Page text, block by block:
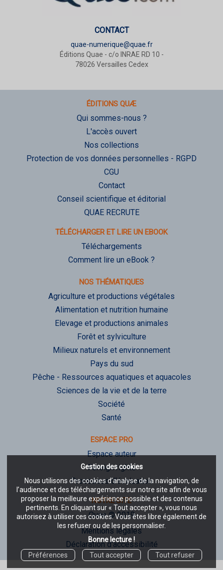
Gestion des cookies
Nous utilisons des cookies d’analyse de la navigation, de
l’audience et des téléchargements sur notre site afin de vous
proposer la meilleure expérience possible et des contenus
pertinents. En cliquant sur « Tout accepter », vous nous
autorisez à utiliser ces cookies. Vous êtes libre également de
les refuser ou de les personnaliser.
Bonne lecture !
Préférences
Tout accepter Tout refuser
CONTACT
quae-numerique@quae.fr
Éditions Quae - c/o INRAE RD 10 -
78026 Versailles Cedex
ÉDITIONS QUÆ
Qui sommes-nous ?
L'accès ouvert
Nos collections
Protection de vos données personnelles - RGPD
CGU
Contact
Conseil scientifique et éditorial
QUAE RECRUTE
TÉLÉCHARGER ET LIRE UN EBOOK
Téléchargements
Comment lire un eBook ?
NOS THÉMATIQUES
Agriculture et productions végétales
Alimentation et nutrition humaine
Elevage et productions animales
Forêt et sylviculture
Milieux naturels et environnement
Pays du sud
Pêche - Ressources aquatiques et aquacoles
Sciences de la vie et de la terre
Société
Santé
ESPACE PRO
Espace auteur
Foreign rights
Processus d'évaluation
NOTRE SITE
Quae © 2019
Mentions légales
Déclaration d'accessibilité